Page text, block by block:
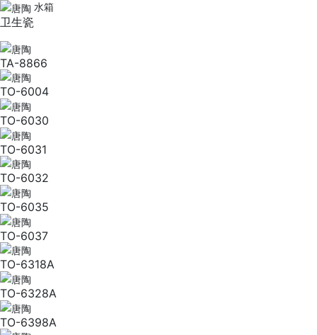
水箱
卫生瓷
TA-8866
TO-6004
TO-6030
TO-6031
TO-6032
TO-6035
TO-6037
TO-6318A
TO-6328A
TO-6398A